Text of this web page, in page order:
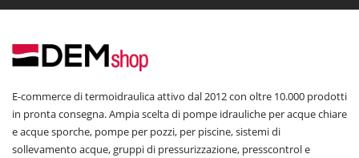
E-commerce di termoidraulica attivo dal 2012 con oltre 10.000 prodotti
in pronta consegna. Ampia scelta di pompe idrauliche per acque chiare
e acque sporche, pompe per pozzi, per piscine, sistemi di
sollevamento acque, gruppi di pressurizzazione, presscontrol e